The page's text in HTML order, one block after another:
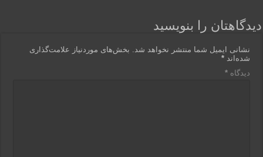
دیدگاهتان را بنویسید
نشانی ایمیل شما منتشر نخواهد شد.
بخش‌های موردنیاز علامت‌گذاری
شده‌اند*
دیدگاه*